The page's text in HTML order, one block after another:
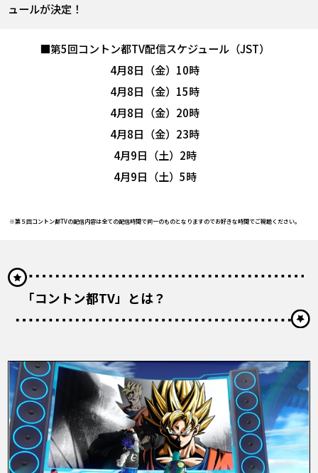
ュールが決定！
■第5回コントン都TV配信スケジュール（JST）
4月8日（金）10時
4月8日（金）15時
4月8日（金）20時
4月8日（金）23時
4月9日（土）2時
4月9日（土）5時
※第５回コントン都TVの配信内容は全ての配信時間で同一のものとなりますのでお好きな時間でご視聴ください。
「コントン都TV」とは？